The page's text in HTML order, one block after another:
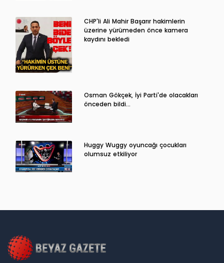
CHP'li Ali Mahir Başarır hakimlerin
üzerine yürümeden önce kamera
kaydını bekledi
Osman Gökçek, İyi Parti'de olacakları
önceden bildi...
Huggy Wuggy oyuncağı çocukları
olumsuz etkiliyor